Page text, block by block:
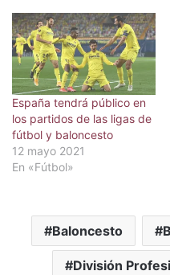
España tendrá público en
los partidos de las ligas de
fútbol y baloncesto
12 mayo 2021
En «Fútbol»
Baloncesto
División